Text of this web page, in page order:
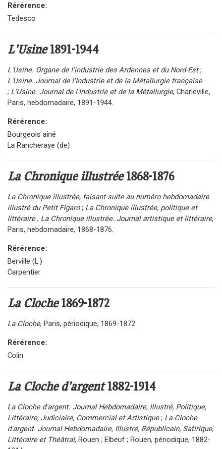
Rérérence:
Tedesco
L'Usine1891-1944
L'Usine. Organe de l'industrie des Ardennes et du Nord-Est;
L'Usine. Journal de l'Industrie et de la Métallurgie française
; L'Usine. Journal de l'Industrie et de la Métallurgie, Charleville,
Paris, hebdomadaire, 1891-1944.
Rérérence:
Bourgeois aîné
La Rancheraye (de)
La Chronique illustrée1868-1876
La Chronique illustrée, faisant suite au numéro hebdomadaire
illustré du Petit Figaro; La Chronique illustrée, politique et
littéraire; La Chronique illustrée. Journal artistique et littéraire,
Paris, hebdomadaire, 1868-1876.
Rérérence:
Berville (L.)
Carpentier
La Cloche1869-1872
La Cloche, Paris, périodique, 1869-1872
Rérérence:
Colin
La Cloche d'argent1882-1914
La Cloche d'argent. Journal Hebdomadaire, Illustré, Politique,
Littéraire, Judiciaire, Commercial et Artistique; La Cloche
d'argent. Journal Hebdomadaire, Illustré, Républicain, Satirique,
Littéraire et Théâtral, Rouen ; Elbeuf ; Rouen, périodique, 1882-